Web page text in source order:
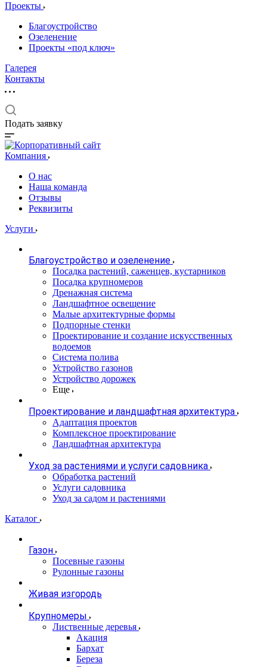
Проекты
Благоустройство
Озеленение
Проекты «под ключ»
Галерея
Контакты
Подать заявку
Компания
О нас
Наша команда
Отзывы
Реквизиты
Услуги
Благоустройство и озеленение
Посадка растений, саженцев, кустарников
Посадка крупномеров
Дренажная система
Ландшафтное освещение
Малые архитектурные формы
Подпорные стенки
Проектирование и создание искусственных
водоемов
Система полива
Устройство газонов
Устройство дорожек
Еще
Проектирование и ландшафтная архитектура
Адаптация проектов
Комплексное проектирование
Ландшафтная архитектура
Уход за растениями и услуги садовника
Обработка растений
Услуги садовника
Уход за садом и растениями
Каталог
Газон
Посевные газоны
Рулонные газоны
Живая изгородь
Крупномеры
Лиственные деревья
Акация
Бархат
Береза